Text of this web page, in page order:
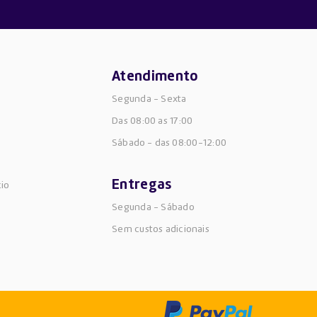
Atendimento
Segunda - Sexta
Das 08:00 as 17:00
Sábado - das 08:00-12:00
Entregas
Segunda - Sábado
Sem custos adicionais